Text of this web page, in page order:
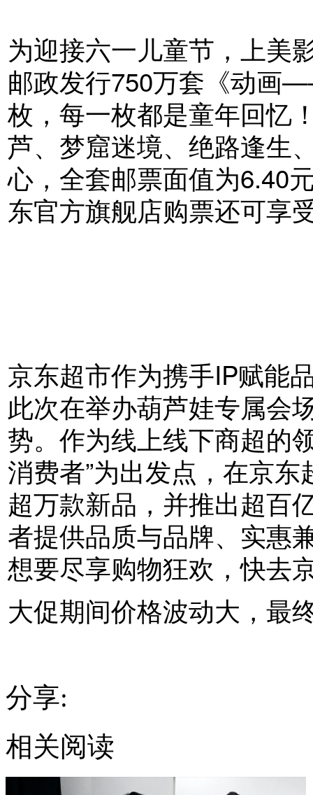
为迎接六一儿童节，上美
邮政发行750万套《动画
枚，每一枚都是童年回忆
芦、梦窟迷境、绝路逢生
心，全套邮票面值为6.40
东官方旗舰店购票还可享
京东超市作为携手IP赋能
此次在举办葫芦娃专属会
势。作为线上线下商超的
消费者”为出发点，在京
超万款新品，并推出超百
者提供品质与品牌、实惠
想要尽享购物狂欢，快去
大促期间价格波动大，最
分享:
相关阅读